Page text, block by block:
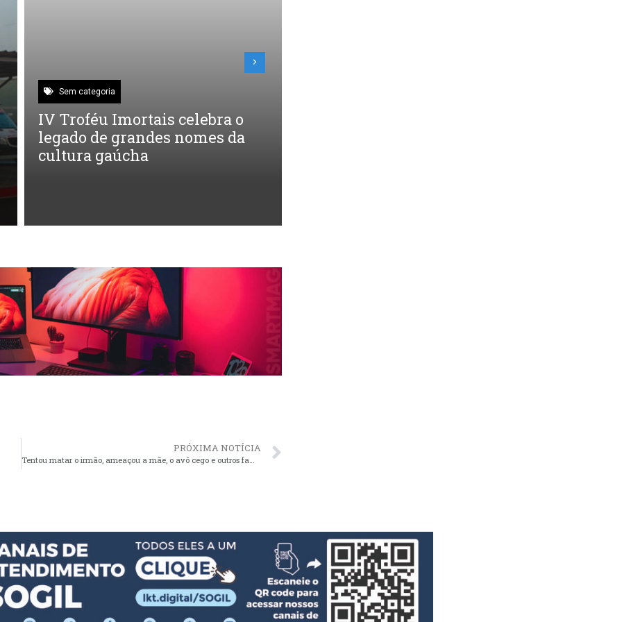
o
da
Padre Caio celebra 26 anos de
ordenação sacerdotal
PRÓXIMA NOTÍCIA
Tentou matar o irmão, ameaçou a mãe, o avô cego e outros familiares sendo preso em flagrante